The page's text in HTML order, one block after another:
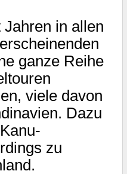
in allen
ganze Reihe
viele davon
Dazu
zu